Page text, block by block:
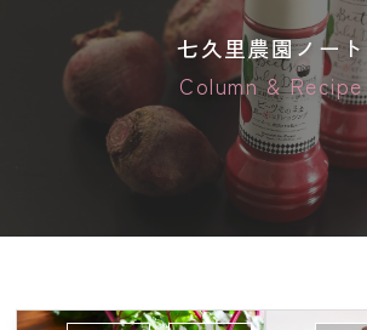
委託栽培
加工食品
お野菜について
七久里農園のお野菜
七久里農園ノート
新着情報
七久里農園ノート
Column & Recipe